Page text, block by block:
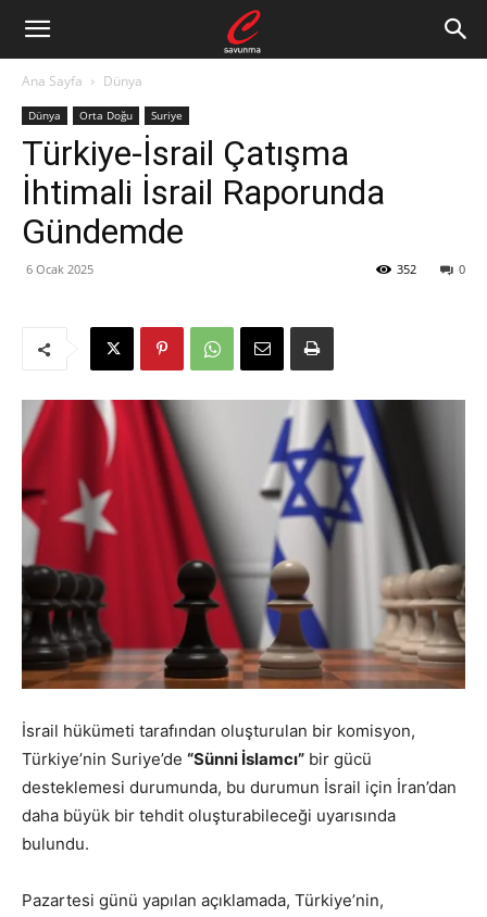
Ana Sayfa Dünya
Dünya Orta Doğu Suriye
Türkiye-İsrail Çatışma
İhtimali İsrail Raporunda
Gündemde
6 Ocak 2025 0
352
İsrail hükümeti tarafından oluşturulan bir komisyon,
Türkiye’nin Suriye’de “Sünni İslamcı” bir gücü
desteklemesi durumunda, bu durumun İsrail için İran’dan
daha büyük bir tehdit oluşturabileceği uyarısında
bulundu.
Pazartesi günü yapılan açıklamada, Türkiye’nin,